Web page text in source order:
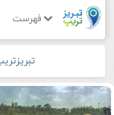
فهرست